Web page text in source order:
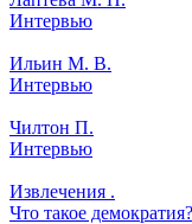
Интервью
Ильин М. В.
Интервью
Чилтон П.
Интервью
Извлечения .
Что такое